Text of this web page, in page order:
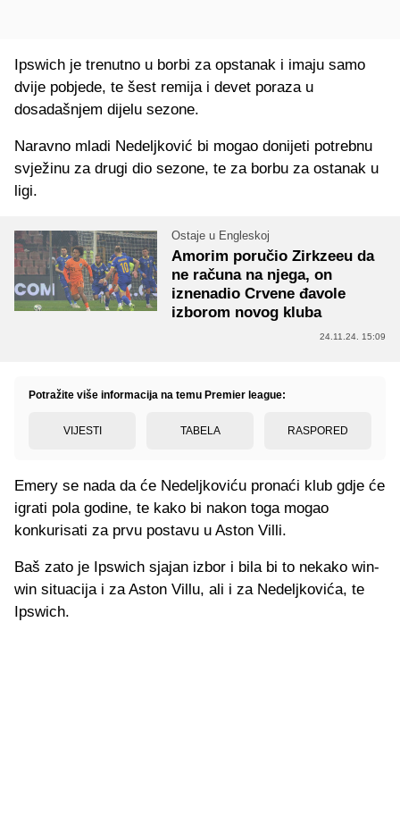
Ipswich je trenutno u borbi za opstanak i imaju samo
dvije pobjede, te šest remija i devet poraza u
dosadašnjem dijelu sezone.
Naravno mladi Nedeljković bi mogao donijeti potrebnu
svježinu za drugi dio sezone, te za borbu za ostanak u
ligi.
Ostaje u Engleskoj
Amorim poručio Zirkzeeu da
ne računa na njega, on
iznenadio Crvene đavole
izborom novog kluba
24.11.24. 15:09
Potražite više informacija na temu Premier league:
VIJESTI TABELA RASPORED
Emery se nada da će Nedeljkoviću pronaći klub gdje će
igrati pola godine, te kako bi nakon toga mogao
konkurisati za prvu postavu u Aston Villi.
Baš zato je Ipswich sjajan izbor i bila bi to nekako win-
win situacija i za Aston Villu, ali i za Nedeljkovića, te
Ipswich.